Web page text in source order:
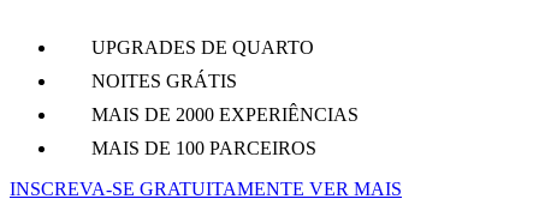
UPGRADES DE QUARTO
NOITES GRÁTIS
MAIS DE 2000 EXPERIÊNCIAS
MAIS DE 100 PARCEIROS
INSCREVA-SE GRATUITAMENTE VER MAIS